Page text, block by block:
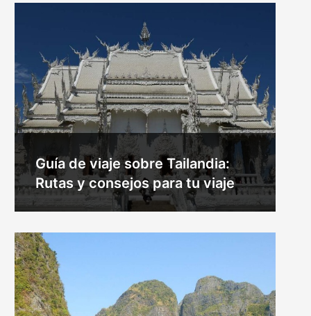
Guía de viaje sobre Tailandia:
Rutas y consejos para tu viaje